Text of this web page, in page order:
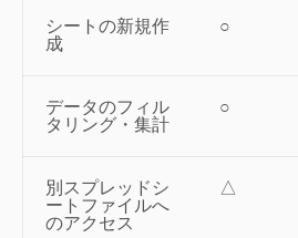
シートの新規作
成
○
データのフィル
タリング・集計
○
別スプレッドシ
ートファイルへ
のアクセス
△